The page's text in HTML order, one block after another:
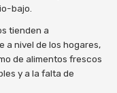
bajo.
tienden a
a nivel de los hogares,
de alimentos frescos
y a la falta de